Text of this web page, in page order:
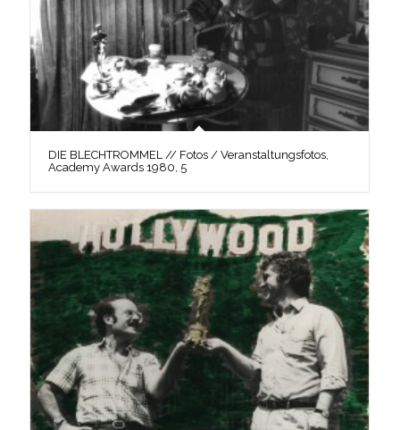
DIE BLECHTROMMEL // Fotos / Veranstaltungsfotos,
Academy Awards 1980, 5